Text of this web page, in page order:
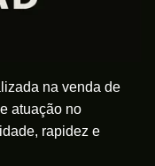
na venda de
atuação no
rapidez e